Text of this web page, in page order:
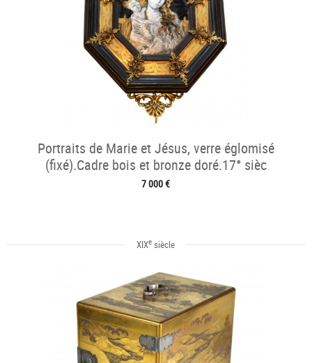
Portraits de Marie et Jésus, verre églomisé
(fixé).Cadre bois et bronze doré.17° sièc
7 000 €
XIXe siècle